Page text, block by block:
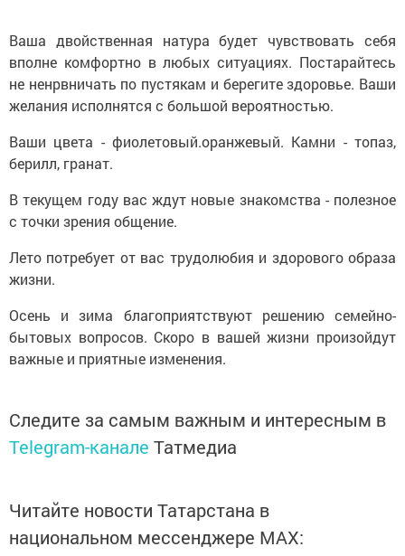
Ваша двойственная натура будет чувствовать себя
вполне комфортно в любых ситуациях. Постарайтесь
не ненрвничать по пустякам и берегите здоровье. Ваши
желания исполнятся с большой вероятностью.
Ваши цвета - фиолетовый.оранжевый. Камни - топаз,
берилл, гранат.
В текущем году вас ждут новые знакомства - полезное
с точки зрения общение.
Лето потребует от вас трудолюбия и здорового образа
жизни.
Осень и зима благоприятствуют решению семейно-
бытовых вопросов. Скоро в вашей жизни произойдут
важные и приятные изменения.
Следите за самым важным и интересным в
Telegram-канале Татмедиа
Читайте новости Татарстана в
национальном мессенджере MАХ: